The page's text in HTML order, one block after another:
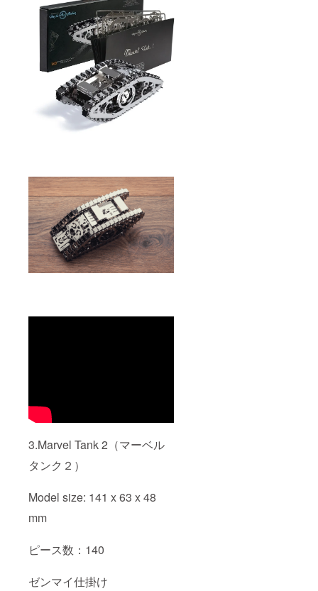
3.Marvel Tank 2（マーベル
タンク２）
Model size: 141 x 63 x 48
mm
ピース数：140
ゼンマイ仕掛け